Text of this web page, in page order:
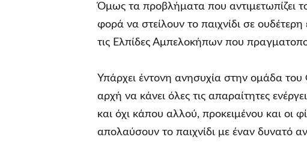
Όμως τα προβλήματα που αντιμετωπίζει
φορά να στείλουν το παιχνίδι σε
τις Ελπίδες Αμπελοκήπων που
Υπάρχει έντονη ανησυχία στην ομάδα
αρχή να κάνει όλες τις απαραίτητες
και όχι κάπου αλλού, προκειμένου και οι
απολαύσουν το παιχνίδι με έναν δυνατό